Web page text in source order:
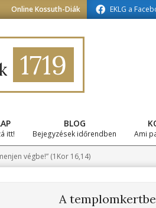
a médiainformatika tagozat EKLG a
1719
itt!
BLOG
Bejegyzések időrendben Ami
végbe!” (1Kor 16,14)
A